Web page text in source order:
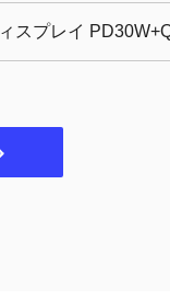
スプレイ